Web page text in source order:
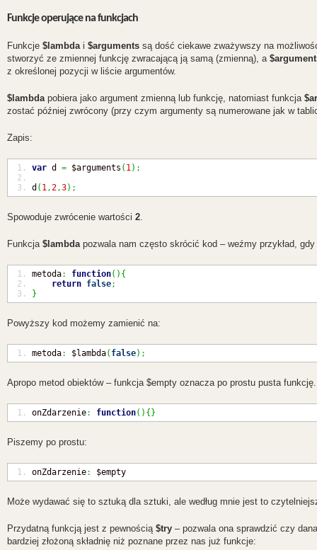
Funkcje operujące na funkcjach
Funkcje $lambdai $argumentssą dość ciekawe zważywszy na
stworzyć ze zmiennej funkcję zwracającą ją samą (zmienną), a
z określonej pozycji w liście argumentów.
$lambdapobiera jako argument zmienną lub funkcję, natomiast funkcja
zostać później zwrócony (przy czym argumenty są numerowane jak w
Zapis:
var d = $arguments ( 1) ;
d ( 1,2,3) ;
Spowoduje zwrócenie wartości 2.
Funkcja $lambdapozwala nam często skrócić kod – weźmy przykład,
metoda: function( ) {
return false;
}
Powyższy kod możemy zamienić na:
metoda: $lambda( false) ;
Apropo metod obiektów – funkcja $empty oznacza po prostu pusta
onZdarzenie: function( ) { }
Piszemy po prostu:
onZdarzenie: $empty
Może wydawać się to sztuką dla sztuki, ale według mnie jest to
Przydatną funkcją jest z pewnością $try– pozwala ona sprawdzić czy
bardziej złożoną składnię niż poznane przez nas już funkcje: